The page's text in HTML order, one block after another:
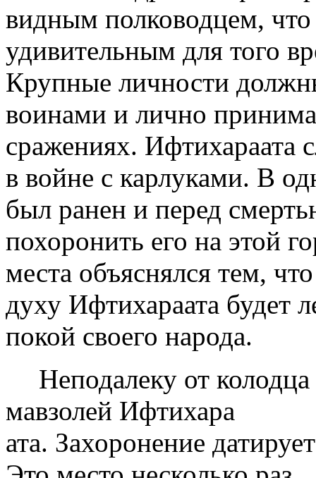
видным полководцем, что
удивительным для того
Крупные личности
воинами и лично
сражениях. Ифтихара­ата
в войне с карлуками. В
был ранен и перед
похоронить его на этой
места объяснялся тем,
духу Ифтихара­ата будет
покой своего народа.
Неподалеку от
мавзолей Ифтихара­
ата. Захоронение